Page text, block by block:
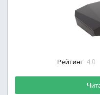
Рейтинг 4.0